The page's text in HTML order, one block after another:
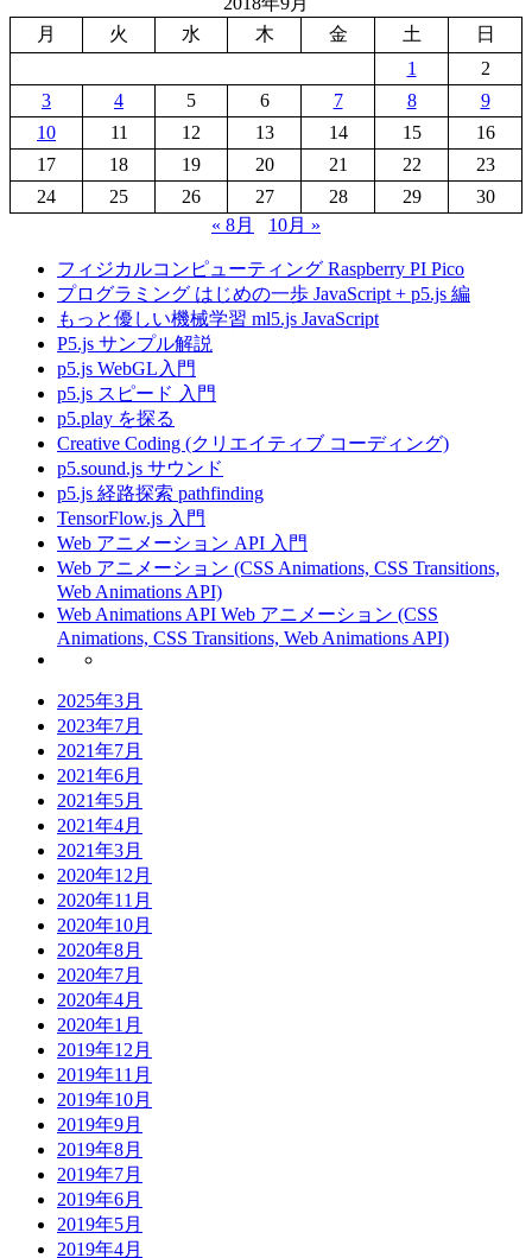
月
火 水 木 金 土
日
1
2
3
4 5 6 7 8
9
10
11 12 13 14 15
16
17
18 19 20 21 22
23
24
25 26 27 28 29
30
« 8月
10月 »
フィジカルコンピューティング Raspberry PI Pico
プログラミング はじめの一歩 JavaScript + p5.js 編
もっと優しい機械学習 ml5.js JavaScript
P5.js サンプル解説
p5.js WebGL入門
p5.js スピード 入門
p5.play を探る
Creative Coding (クリエイティブ コーディング)
p5.sound.js サウンド
p5.js 経路探索 pathfinding
TensorFlow.js 入門
Web アニメーション API 入門
Web アニメーション (CSS Animations, CSS Transitions,
Web Animations API)
Web Animations API Web アニメーション (CSS
Animations, CSS Transitions, Web Animations API)
2025年3月
2023年7月
2021年7月
2021年6月
2021年5月
2021年4月
2021年3月
2020年12月
2020年11月
2020年10月
2020年8月
2020年7月
2020年4月
2020年1月
2019年12月
2019年11月
2019年10月
2019年9月
2019年8月
2019年7月
2019年6月
2019年5月
2019年4月